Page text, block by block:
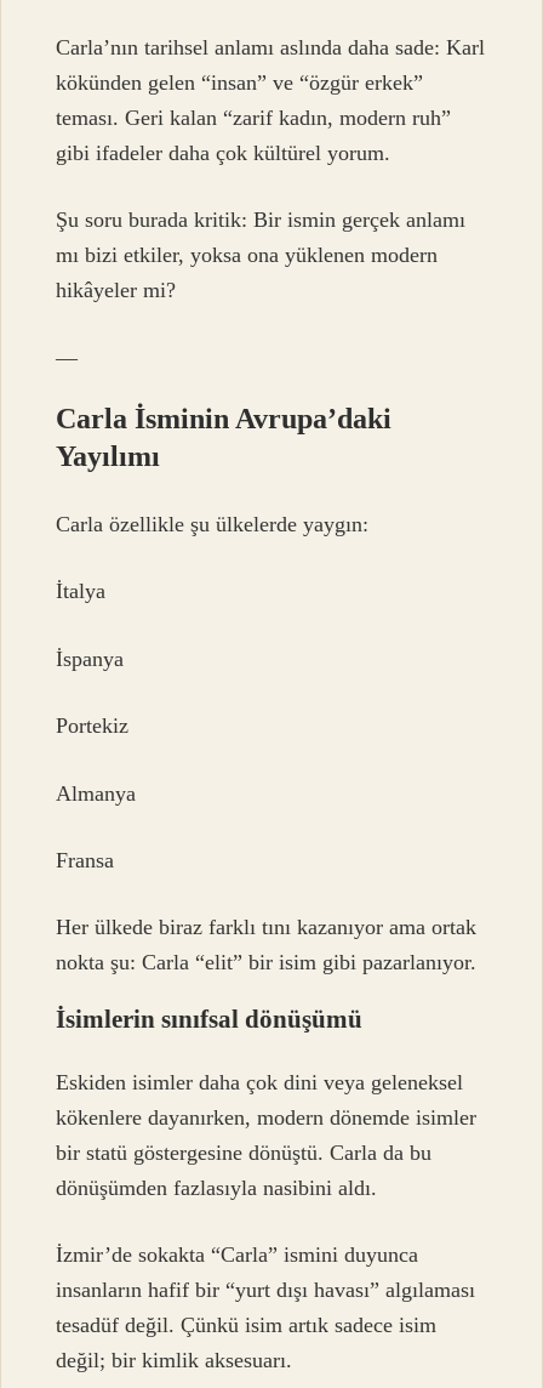
Carla’nın tarihsel anlamı aslında daha sade: Karl
kökünden gelen “insan” ve “özgür erkek”
teması. Geri kalan “zarif kadın, modern ruh”
gibi ifadeler daha çok kültürel yorum.
Şu soru burada kritik: Bir ismin gerçek anlamı
mı bizi etkiler, yoksa ona yüklenen modern
hikâyeler mi?
—
Carla İsminin Avrupa’daki
Yayılımı
Carla özellikle şu ülkelerde yaygın:
İtalya
İspanya
Portekiz
Almanya
Fransa
Her ülkede biraz farklı tını kazanıyor ama ortak
nokta şu: Carla “elit” bir isim gibi pazarlanıyor.
İsimlerin sınıfsal dönüşümü
Eskiden isimler daha çok dini veya geleneksel
kökenlere dayanırken, modern dönemde isimler
bir statü göstergesine dönüştü. Carla da bu
dönüşümden fazlasıyla nasibini aldı.
İzmir’de sokakta “Carla” ismini duyunca
insanların hafif bir “yurt dışı havası” algılaması
tesadüf değil. Çünkü isim artık sadece isim
değil; bir kimlik aksesuarı.